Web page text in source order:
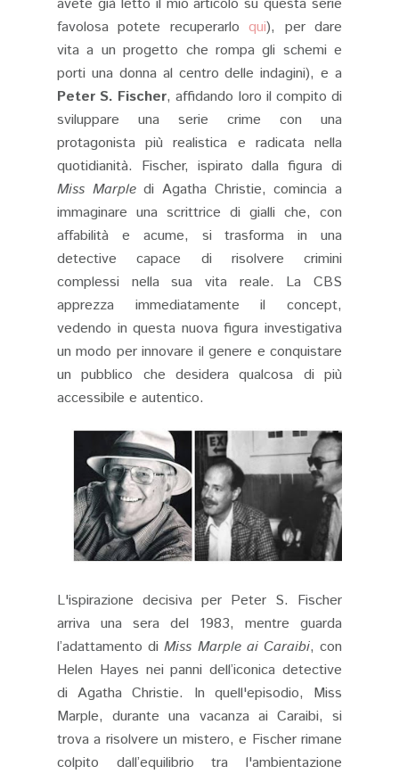
avete già letto il mio articolo su questa serie
favolosa potete recuperarloqui), per dare
vita a un progetto che rompa gli schemi e
porti una donna al centro delle indagini), e a
Peter S. Fischer, affidando loro il compito di
sviluppare una serie crime con una
protagonista più realistica e radicata nella
quotidianità. Fischer, ispirato dalla figura di
Miss Marpledi Agatha Christie, comincia a
immaginare una scrittrice di gialli che, con
affabilità e acume, si trasforma in una
detective capace di risolvere crimini
complessi nella sua vita reale. La CBS
apprezza immediatamente il concept,
vedendo in questa nuova figura investigativa
un modo per innovare il genere e conquistare
un pubblico che desidera qualcosa di più
accessibile e autentico​.
L'ispirazione decisiva per Peter S. Fischer
arriva una sera del 1983, mentre guarda
l’adattamento diMiss Marple ai Caraibi, con
Helen Hayes nei panni dell’iconica detective
di Agatha Christie. In quell'episodio, Miss
Marple, durante una vacanza ai Caraibi, si
trova a risolvere un mistero, e Fischer rimane
colpito dall’equilibrio tra l'ambientazione